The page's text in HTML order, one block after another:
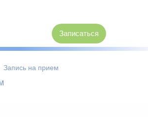
Записаться
Запись на прием